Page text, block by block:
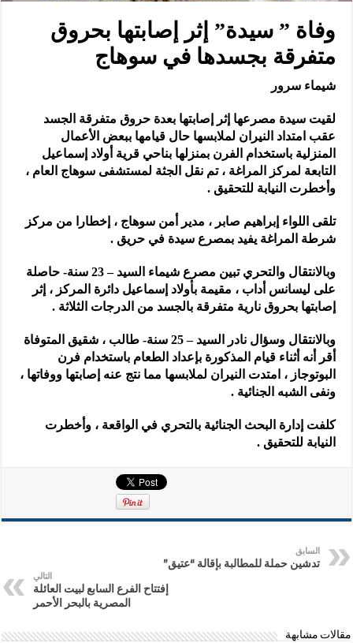
وفاة ” سيدة” إثر إصابتها بحروق
متفرقة بجسدها في سوهاج
شيماء سرور
لقيت سيدة مصرعها إثر إصابتها بعدة حروق متفرقة الجسد
عقب امتداد النيران لملابسها حال قيامها ببعض الأعمال
المنزلية باستخدام الفرن بمنزلها بناحي قرية أولاد إسماعيل
التابعة لمركز المراغة ، تم نقل الجثة لمستشفى سوهاج العام ،
وأخطرت النيابة للتحقيق .
تلقى اللواء إبراهيم صابر ، مدير أمن سوهاج ، إخطارا من مركز
شرطة المراغة يفيد بمصرع سيدة في حريق .
وبالانتقال والتحري تبين مصرع شيماء السيد – 23 سنة- حاصلة
على ليسانس أداب ، مقيمة بأولاد إسماعيل دائرة المركز ، إثر
إصابتها بحروق نارية متفرقة بالجسد من الدرجات الثلاثة .
وبالانتقال وسؤال نادر السيد – 25 سنة- طالب ، شقيق المتوفاة
أقر أنه أثناء قيام المذكورة بإعداد الطعام باستخدام فرن
البوتوجاز ، امتدت النيران لملابسها مما نتج عنه إصابتها ووفاتها ،
ونفى الشبه الجنائية .
كلفت إدارة البحث الجنائية بالتحري في الواقعة ، وأخطرت
النيابة للتحقيق .
السابق
تدشين حملة للمطالبة بإقالة “عتيق”
التالي
إفتتاح الفرع السابع لبيت العائلة
المصرية بالبحر الأحمر
مقالات مشابهة